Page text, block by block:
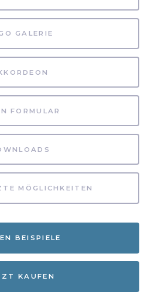
GALERIE
FORMULAR
MÖGLICHKEITEN
BEISPIELE
KAUFEN